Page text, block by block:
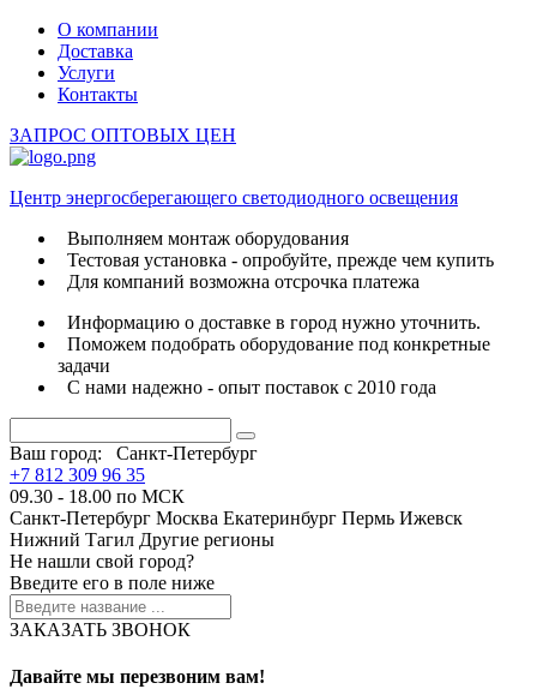
О компании
Доставка
Услуги
Контакты
ЗАПРОС ОПТОВЫХ ЦЕН
Центр энергосберегающего светодиодного освещения
Выполняем монтаж оборудования
Тестовая установка - опробуйте, прежде чем купить
Для компаний возможна отсрочка платежа
Информацию о доставке в город нужно уточнить.
Поможем подобрать оборудование под конкретные
задачи
С нами надежно - опыт поставок с 2010 года
Ваш город:
Санкт-Петербург
+7 812 309 96 35
09.30 - 18.00 по МСК
Санкт-Петербург Москва Екатеринбург Пермь Ижевск
Нижний Тагил Другие регионы
Не нашли свой город?
Введите его в поле ниже
ЗАКАЗАТЬ ЗВОНОК
Давайте мы перезвоним вам!